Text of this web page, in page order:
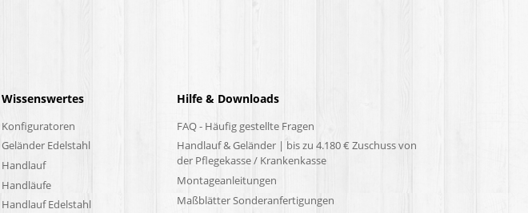
Wissenswertes
Konfiguratoren
Geländer Edelstahl
Handlauf
Handläufe
Handlauf Edelstahl
Hilfe & Downloads
FAQ - Häufig gestellte Fragen
Handlauf & Geländer | bis zu 4.180 € Zuschuss von
der Pflegekasse / Krankenkasse
Montageanleitungen
Maßblätter Sonderanfertigungen